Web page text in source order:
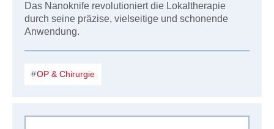
Das Nanoknife revolutioniert die Lokaltherapie
durch seine präzise, vielseitige und schonende
Anwendung.
OP & Chirurgie